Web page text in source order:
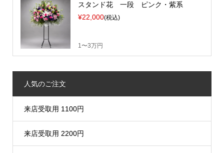
スタンド花 一段 ピンク・紫系
¥22,000(税込)
1〜3万円
人気のご注文
来店受取用 1100円
来店受取用 2200円